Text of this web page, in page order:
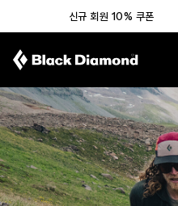
신규 회원 10% 쿠폰